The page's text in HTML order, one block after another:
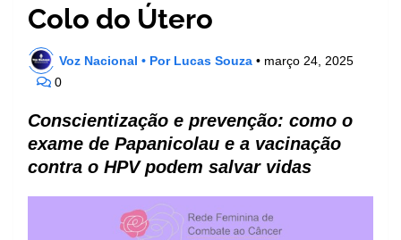
Colo do Útero
Voz Nacional • Por Lucas Souza • março 24, 2025
0
Conscientização e prevenção: como o
exame de Papanicolau e a vacinação
contra o HPV podem salvar vidas